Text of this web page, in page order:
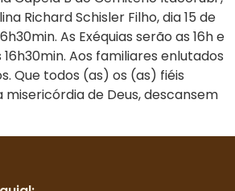
Richard Schisler Filho, dia 15 de
As Exéquias serão as 16h e
Aos familiares enlutados
Que todos (as) os (as) fiéis
de Deus, descansem